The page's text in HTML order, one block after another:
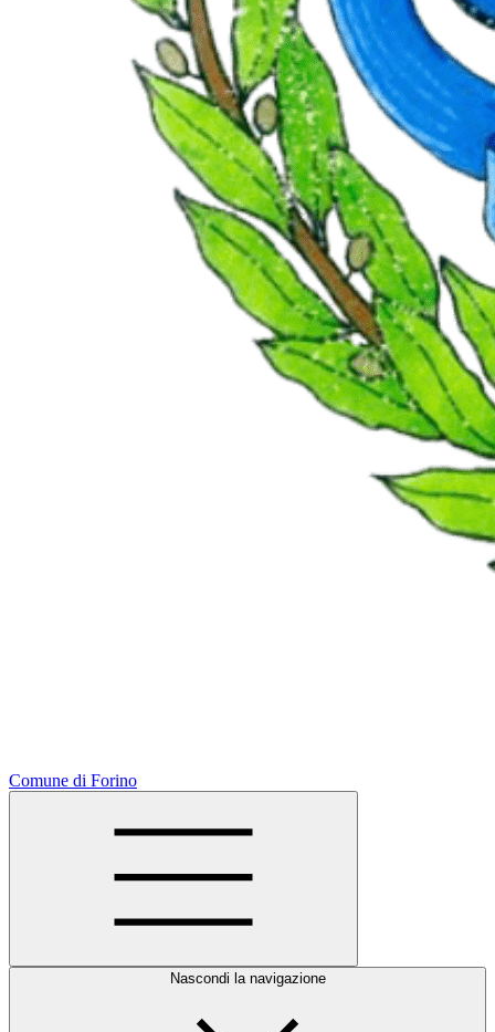
Comune di Forino
Nascondi la navigazione